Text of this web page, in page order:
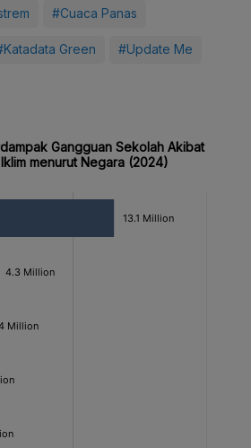
#Cuaca Panas
Green #Update Me